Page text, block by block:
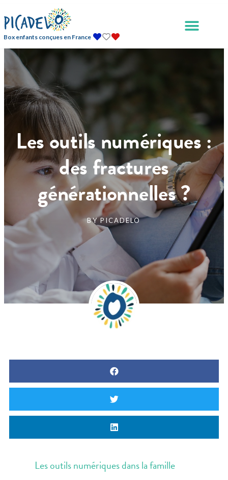
Box enfants conçues en France
Les outils numériques :
des fractures
générationnelles ?
BYPICADELO
Les outils numériques dans la famille